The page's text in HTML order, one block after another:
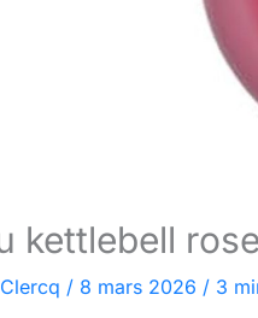
kettlebell
/ 8 mars 2026 / 3